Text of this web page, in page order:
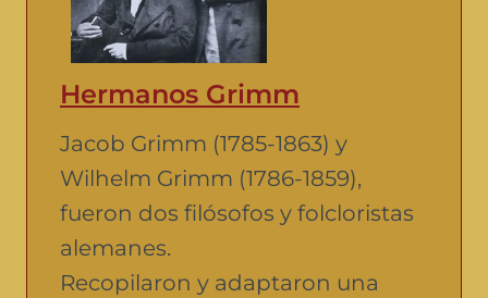
Hermanos Grimm
Jacob Grimm (1785-1863) y
Wilhelm Grimm (1786-1859),
fueron dos filósofos y folcloristas
alemanes.
Recopilaron y adaptaron una